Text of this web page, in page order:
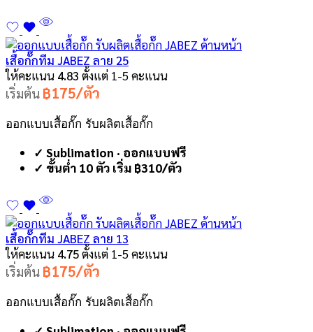
เสื้อกั๊กทีม JABEZ ลาย 25
ให้คะแนน 4.83 ตั้งแต่ 1-5 คะแนน
เริ่มต้น ฿175/ตัว
ออกแบบเสื้อกั๊ก รับผลิตเสื้อกั๊ก
✓ Sublimation · ออกแบบฟรี
✓ ขั้นต่ำ 10 ตัว เริ่ม ฿310/ตัว
เสื้อกั๊กทีม JABEZ ลาย 13
ให้คะแนน 4.75ตั้งแต่ 1-5 คะแนน
เริ่มต้น ฿175/ตัว
ออกแบบเสื้อกั๊ก รับผลิตเสื้อกั๊ก